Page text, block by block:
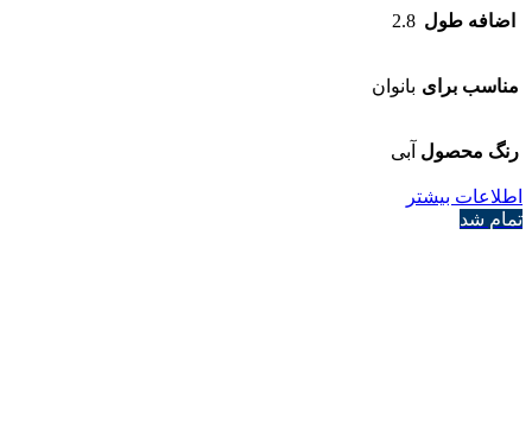
اضافه طول 2.8
مناسب برای بانوان
رنگ محصول آبی
اطلاعات بیشتر
تمام شد